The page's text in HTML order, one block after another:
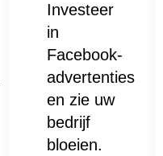
Investeer
in
Facebook-
advertenties
en zie uw
bedrijf
bloeien.